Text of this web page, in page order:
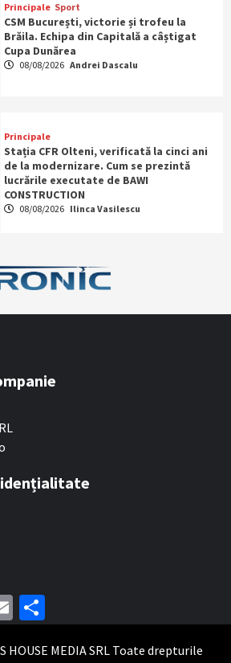
Principale Sport
CSM București, victorie și trofeu la
Brăila. Echipa din Capitală a câștigat
Cupa Dunărea
08/08/2026 Andrei Dascalu
Principale
Stația CFR Olteni, verificată la cinci ani
de la modernizare. Cum se prezintă
lucrările executate de BAWI
CONSTRUCTION
08/08/2026 Ilinca Vasilescu
Email
HOUSE MEDIA SRL Toate drepturile